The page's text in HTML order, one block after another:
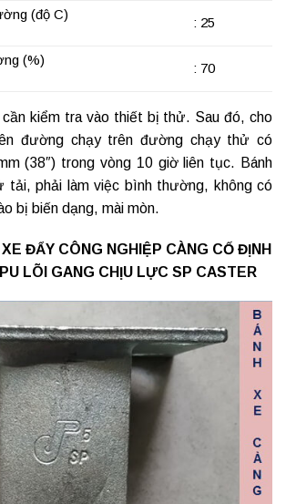
(độ C)
: 25
(%)
: 70
cần kiểm tra vào thiết bị thử. Sau đó, cho
đường chạy trên đường chạy thử có
(38″) trong vòng 10 giờ liên tục. Bánh
tải, phải làm việc bình thường, không có
bị biến dạng, mài mòn.
ĐẨY CÔNG NGHIỆP CÀNG CỐ ĐỊNH
LÕI GANG CHỊU LỰC SP CASTER